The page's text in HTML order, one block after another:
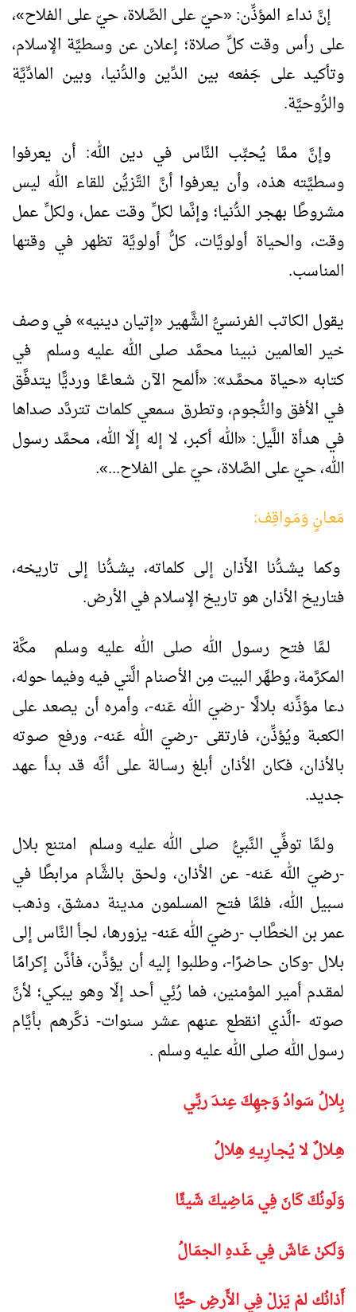
إنَّ نداء المؤذِّن: «حيّ على الصَّلاة، حيّ على الفلاح»،
على رأس وقت كلِّ صلاة؛ إعلان عن وسطيَّة الإسلام،
وتأكيد على جَمْعه بين الدِّين والدُّنيا، وبين المادِّيَّة
والرُّوحيَّة.
وإنَّ مـمَّا يُحبِّب النَّاس في دين الله: أن يعرفوا
وسطيَّته هذه، وأن يعرفوا أنَّ التَّزيُّن للقاء الله ليس
مشروطًا بهجر الدُّنيا؛ وإنَّما لكلِّ وقت عمل، ولكلِّ عمل
وقت، والحياة أولويَّات، كلُّ أولويَّة تظهر في وقتها
المناسب.
يقول الكاتب الفرنسيُّ الشَّهير «إتيان دينيه» في وصف
خير العالمين نبينا محمَّد صلى الله عليه وسلم في
كتابه «حياة محمَّـد»: «ألمح الآن شـعاعًا ورديًّا يتدفَّق
فـي الأفق والنُّجوم، وتطرق سمعي كلمات تتردَّد صداها
في هدأة اللَّيل: «الله أكبر، لا إله إلّا الله، محمَّد رسول
الله، حيّ على الصَّلاة، حيّ على الفلاح...».
مَعـانٍ وَمَـواقِف:
وكما يشـدُّنا الأَذان إلى كلماته، يشـدُّنا إلى تاريخه،
فتاريخ الأذان هو تاريخ الإسلام في الأرض.
لـمَّا فتح رسـول الله صلى الله عليه وسلم مكَّة
المكرَّمة، وطهَّر البيت مِن الأصنام الَّتي فيه وفيما حوله،
دعا مؤذِّنه بلالًا -رضيَ الله عَنه-، وأمره أن يصعد على
الكعبة ويُؤذِّن، فارتقى -رضيَ الله عَنه-، ورفع صـوته
بالأذان، فكان الأذان أبلغ رسـالة على أنَّه قد بدأ عهد
جديد.
ولـمَّا توفِّي النَّبيُّ صلى الله عليه وسلم امتنع بلال
-رضيَ الله عَنه- عن الأذان، ولحق بالشَّام مرابطًا في
سبيل الله، فلمَّا فتح المسلمون مدينة دمشق، وذهب
عمر بن الخطَّاب -رضيَ الله عَنه- يزورها، لجأ النَّاس إلى
بلال -وكان حاضرًا-، وطلبوا إليه أن يؤذِّن، فأذَّن إكرامًا
لمقـدم أمير المؤمنين، فما رُئِي أحد إلّا وهو يبكي؛ لأنَّ
صوته -الَّذي انقطع عنهم عشر سنوات- ذكَّرهم بأيَّام
رسول الله صلى الله عليه وسلم .
بِلالُ سَوادُ وَجهِكَ عِنـدَ ربِّـي
هِـلالٌ لا يُجـارِيـهِ هِلالُ
وَلَونُكَ كَانَ فِي مَاضِيكَ شَيئًا
وَلَكنْ عَاشَ فِي غَـدهِ الجمَـالُ
أَذانُك لمْ يَزلْ فِي الأَرضِ حيًّا